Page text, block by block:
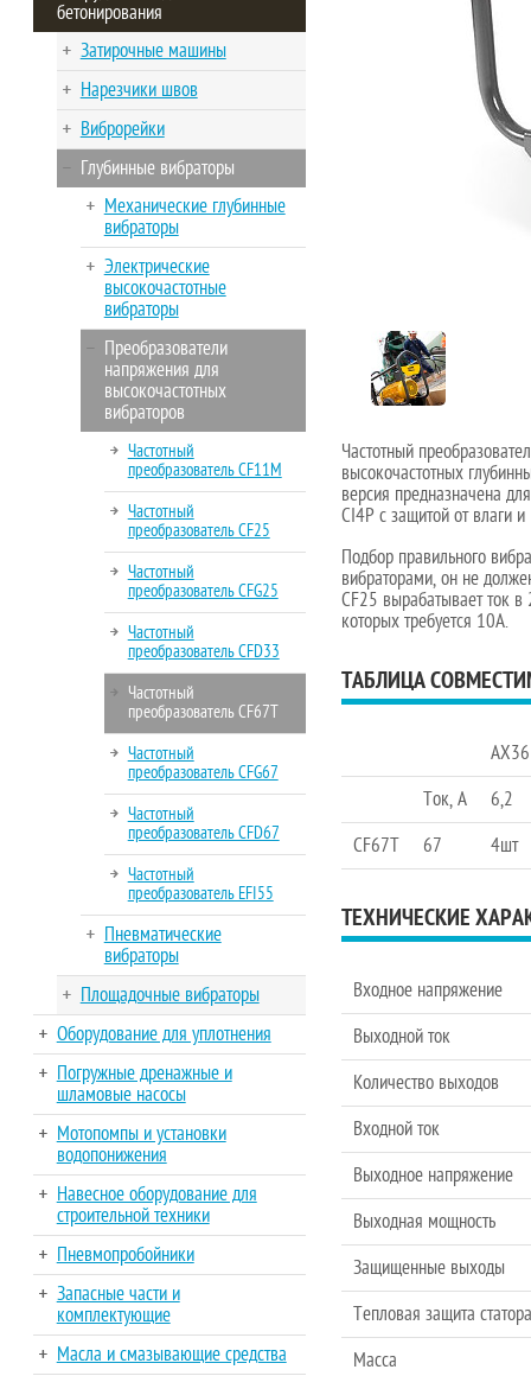
бетонирования
Затирочные машины
Нарезчики швов
Виброрейки
Глубинные вибраторы
Механические глубинные
вибраторы
Электрические
высокочастотные
вибраторы
Преобразователи
напряжения для
высокочастотных
вибраторов
Частотный
преобразователь CF11M
Частотный
преобразователь CF25
Частотный
преобразователь CFG25
Частотный
преобразователь CFD33
Частотный
преобразователь CF67T
Частотный
преобразователь CFG67
Частотный
преобразователь CFD67
Частотный
преобразователь EFI55
Пневматические
вибраторы
Площадочные вибраторы
Оборудование для уплотнения
Погружные дренажные и
шламовые насосы
Мотопомпы и установки
водопонижения
Навесное оборудование для
строительной техники
Пневмопробойники
Запасные части и
комплектующие
Масла и смазывающие средства
Частотный
высокочастотных
версия предназначена
CI4P с защитой от влаги
Подбор правильного
вибраторами, он не
CF25 вырабатывает ток
которых требуется 10А.
ТАБЛИЦА
AX36
Ток, А
6,2
CF67T
67 4шт
ТЕХНИЧЕСКИЕ
Входное напряжение
Выходной ток
Количество выходов
Входной ток
Выходное напряжение
Выходная мощность
Защищенные выходы
Тепловая защита
Масса